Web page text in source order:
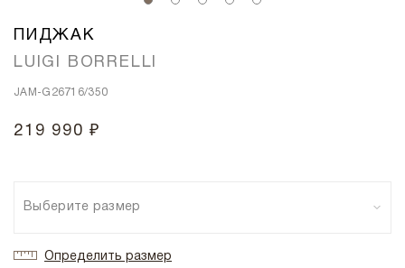
ПИДЖАК
LUIGI BORRELLI
JAM-G26716/350
219 990 ₽
Выберите размер
Определить размер